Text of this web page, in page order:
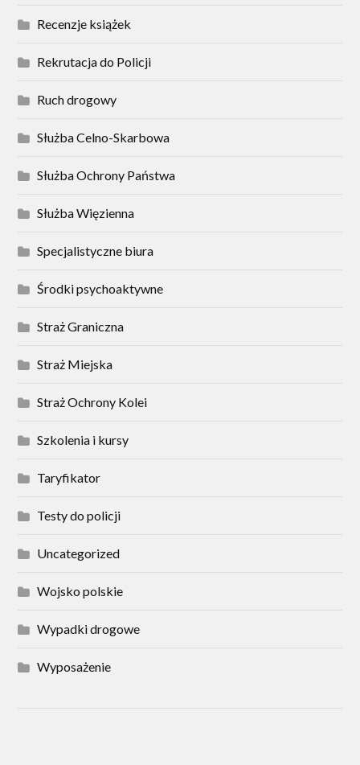
Recenzje książek
Rekrutacja do Policji
Ruch drogowy
Służba Celno-Skarbowa
Służba Ochrony Państwa
Służba Więzienna
Specjalistyczne biura
Środki psychoaktywne
Straż Graniczna
Straż Miejska
Straż Ochrony Kolei
Szkolenia i kursy
Taryfikator
Testy do policji
Uncategorized
Wojsko polskie
Wypadki drogowe
Wyposażenie